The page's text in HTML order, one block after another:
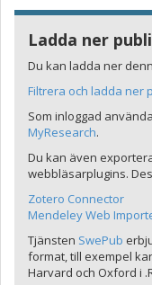
Ladda ner
Du kan ladda ner
Filtrera och ladda ner
Som inloggad
MyResearch.
Du kan även
webbläsarplugins.
Zotero Connector
Mendeley Web
Tjänsten SwePub
format, till exempel
Harvard och Oxford i